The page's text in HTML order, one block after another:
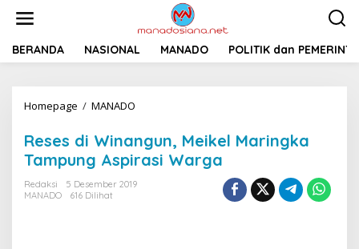
t
BERANDA NASIONAL MANADO POLITIK dan
Homepage / MANADO
s
e
s
d
Reses di Winangun, Meikel Maringka
Tampung Aspirasi Warga
Redaksi
5 Desember 2019
MANADO
616 Dilihat